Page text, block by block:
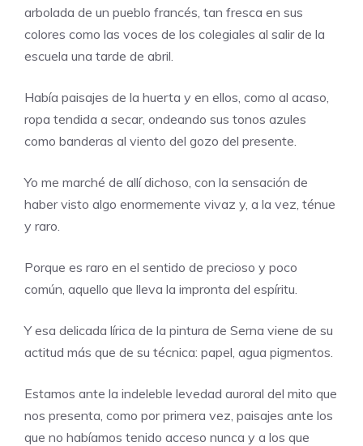
arbolada de un pueblo francés, tan fresca en sus
colores como las voces de los colegiales al salir de la
escuela una tarde de abril.
Había paisajes de la huerta y en ellos, como al acaso,
ropa tendida a secar, ondeando sus tonos azules
como banderas al viento del gozo del presente.
Yo me marché de allí dichoso, con la sensación de
haber visto algo enormemente vivaz y, a la vez, ténue
y raro.
Porque es raro en el sentido de precioso y poco
común, aquello que lleva la impronta del espíritu.
Y esa delicada lírica de la pintura de Serna viene de su
actitud más que de su técnica: papel, agua pigmentos.
Estamos ante la indeleble levedad auroral del mito que
nos presenta, como por primera vez, paisajes ante los
que no habíamos tenido acceso nunca y a los que